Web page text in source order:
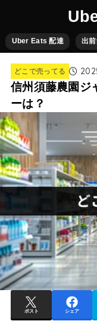
Uber Eats 配達 出
どこで売ってる
信州須藤農園ジ
ーは？
ポスト シェア